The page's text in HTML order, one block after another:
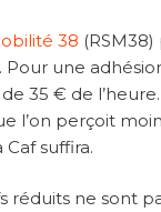
38
une
35 € de
l’on perçoit
suffira.
réduits ne sont